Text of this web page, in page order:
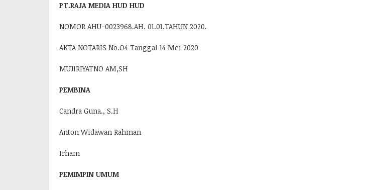
PT.RAJA MEDIA HUD HUD
NOMOR AHU-0023968.AH. 01.01.TAHUN 2020.
AKTA NOTARIS No.O4 Tanggal 14 Mei 2020
MUJIRIYATNO AM,SH
PEMBINA
Candra Guna., S.H
Anton Widawan Rahman
Irham
PEMIMPIN UMUM